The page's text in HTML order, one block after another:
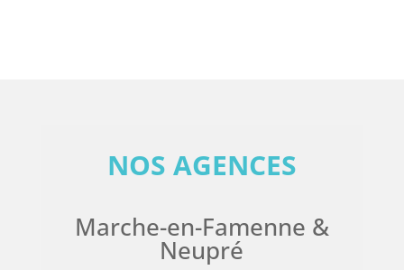
NOS AGENCES
Marche-en-Famenne &
Neupré